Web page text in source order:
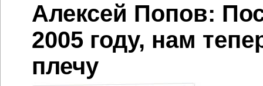
Алексей Попов:
2005 году, нам
плечу